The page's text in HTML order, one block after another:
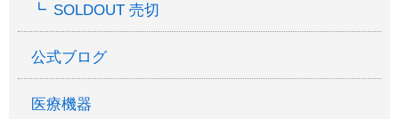
SOLDOUT 売切
公式ブログ
医療機器